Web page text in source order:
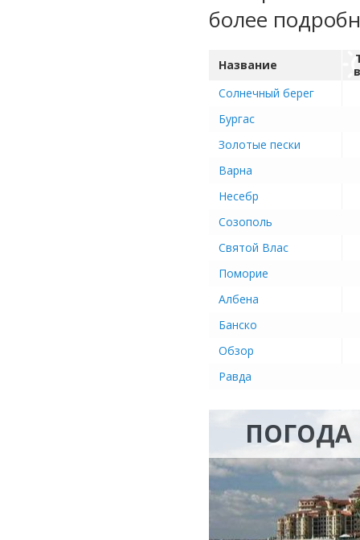
более
Название
Солнечный берег
Бургас
Золотые пески
Варна
Несебр
Созополь
Святой Влас
Поморие
Албена
Банско
Обзор
Равда
ПОГОДА